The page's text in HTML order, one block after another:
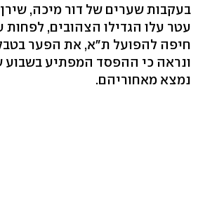
בעקבות שערים של דור מיכה, שירן
עטר עלו הגדילו הצהובים,
חיפה להפועל ת"א, את הפער
ונראה כי ההפסד המפתיע בשבוע
נמצא מאחוריהם.